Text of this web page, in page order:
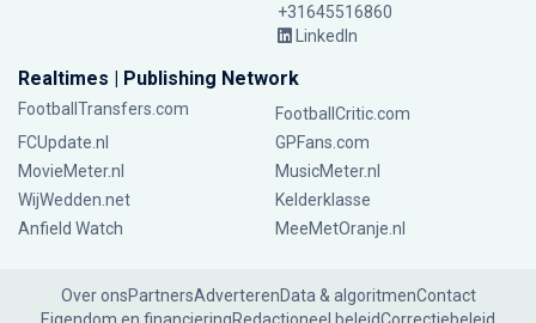
+31645516860
LinkedIn
Realtimes | Publishing Network
FootballTransfers.com
FootballCritic.com
FCUpdate.nl
GPFans.com
MovieMeter.nl
MusicMeter.nl
WijWedden.net
Kelderklasse
Anfield Watch
MeeMetOranje.nl
Over onsPartnersAdverterenData & algoritmenContact